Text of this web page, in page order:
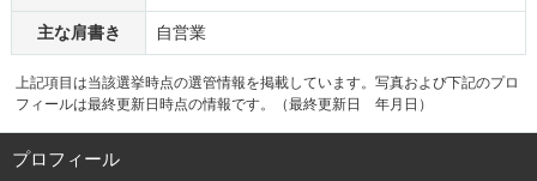
主な肩書き 自営業
上記項目は当該選挙時点の選管情報を掲載しています。写真および下記のプロ
フィールは最終更新日時点の情報です。（最終更新日 年月日）
プロフィール